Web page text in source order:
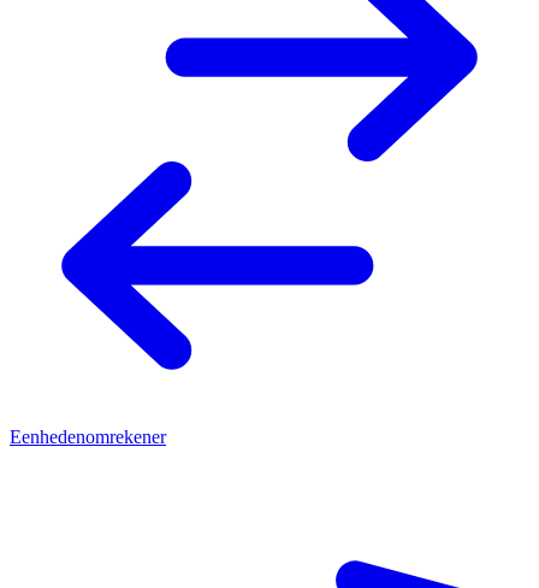
Eenhedenomrekener